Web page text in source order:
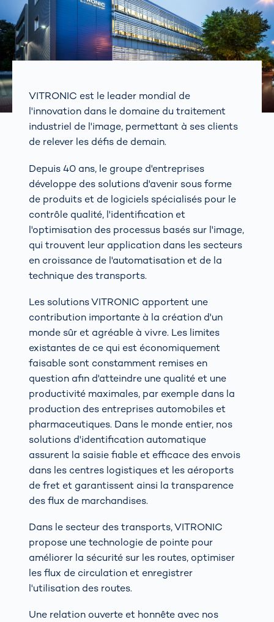
VITRONIC est le leader mondial de
l'innovation dans le domaine du traitement
industriel de l'image, permettant à ses clients
de relever les défis de demain.
Depuis 40 ans, le groupe d'entreprises
développe des solutions d'avenir sous forme
de produits et de logiciels spécialisés pour le
contrôle qualité, l'identification et
l'optimisation des processus basés sur l'image,
qui trouvent leur application dans les secteurs
en croissance de l'automatisation et de la
technique des transports.
Les solutions VITRONIC apportent une
contribution importante à la création d'un
monde sûr et agréable à vivre. Les limites
existantes de ce qui est économiquement
faisable sont constamment remises en
question afin d'atteindre une qualité et une
productivité maximales, par exemple dans la
production des entreprises automobiles et
pharmaceutiques. Dans le monde entier, nos
solutions d'identification automatique
assurent la saisie fiable et efficace des envois
dans les centres logistiques et les aéroports
de fret et garantissent ainsi la transparence
des flux de marchandises.
Dans le secteur des transports, VITRONIC
propose une technologie de pointe pour
améliorer la sécurité sur les routes, optimiser
les flux de circulation et enregistrer
l'utilisation des routes.
Une relation ouverte et honnête avec nos